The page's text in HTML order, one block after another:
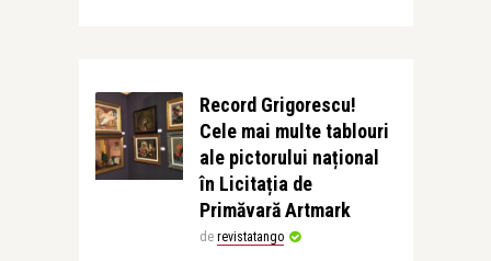
Record Grigorescu!
Cele mai multe tablouri
ale pictorului național
în Licitația de
Primăvară Artmark
de revistatango